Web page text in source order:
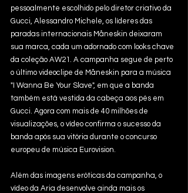
pessoalmente escolhido pelo diretor criativo da
Gucci, Alessandro Michele, os líderes das
paradas internacionais Måneskin deixaram
sua marca, cada um adornado com looks chave
da coleção AW21. A campanha segue de perto
o último videoclipe de Måneskin para a música
"I Wanna Be Your Slave", em que a banda
também está vestida da cabeça aos pés em
Gucci. Agora com mais de 40 milhões de
visualizações, o vídeo confirma o sucesso da
banda após sua vitória durante o concurso
europeu de música Eurovision.
Além das imagens eróticas da campanha, o
vídeo da Aria desenvolve ainda mais os